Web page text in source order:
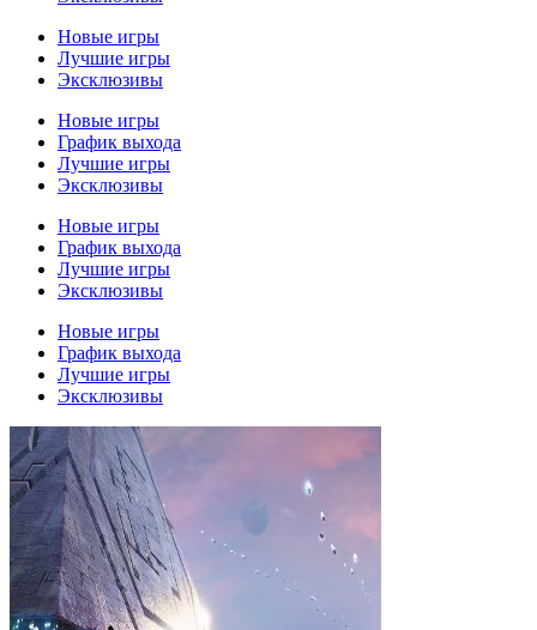
Новые игры
Лучшие игры
Эксклюзивы
Новые игры
График выхода
Лучшие игры
Эксклюзивы
Новые игры
График выхода
Лучшие игры
Эксклюзивы
Новые игры
График выхода
Лучшие игры
Эксклюзивы